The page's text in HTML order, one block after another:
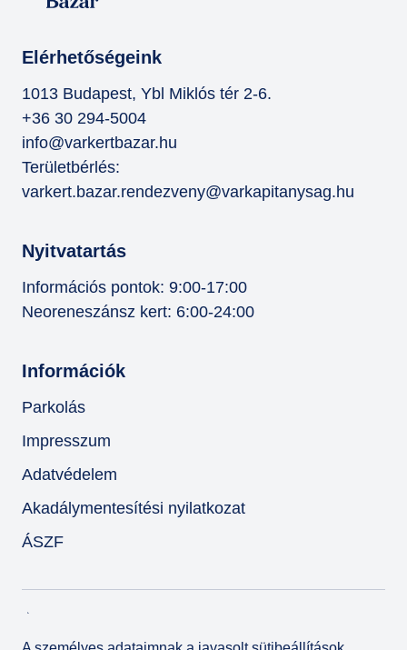
Elérhetőségeink
1013 Budapest, Ybl Miklós tér 2-6.
+36 30 294-5004
info@varkertbazar.hu
Területbérlés:
varkert.bazar.rendezveny@varkapitanysag.hu
Nyitvatartás
Információs pontok: 9:00-17:00
Neoreneszánsz kert: 6:00-24:00
Információk
Parkolás
Impresszum
Adatvédelem
Akadálymentesítési nyilatkozat
ÁSZF